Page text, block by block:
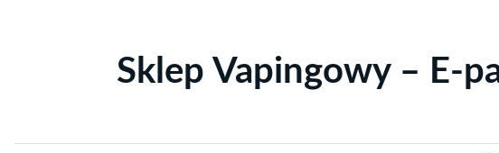
Sklep Vapingowy – E-